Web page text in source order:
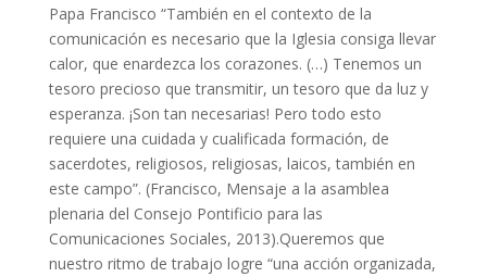
Papa Francisco “También en el contexto de la
comunicación es necesario que la Iglesia consiga llevar
calor, que enardezca los corazones. (…) Tenemos un
tesoro precioso que transmitir, un tesoro que da luz y
esperanza. ¡Son tan necesarias! Pero todo esto
requiere una cuidada y cualificada formación, de
sacerdotes, religiosos, religiosas, laicos, también en
este campo”. (Francisco, Mensaje a la asamblea
plenaria del Consejo Pontificio para las
Comunicaciones Sociales, 2013).Queremos que
nuestro ritmo de trabajo logre “una acción organizada,